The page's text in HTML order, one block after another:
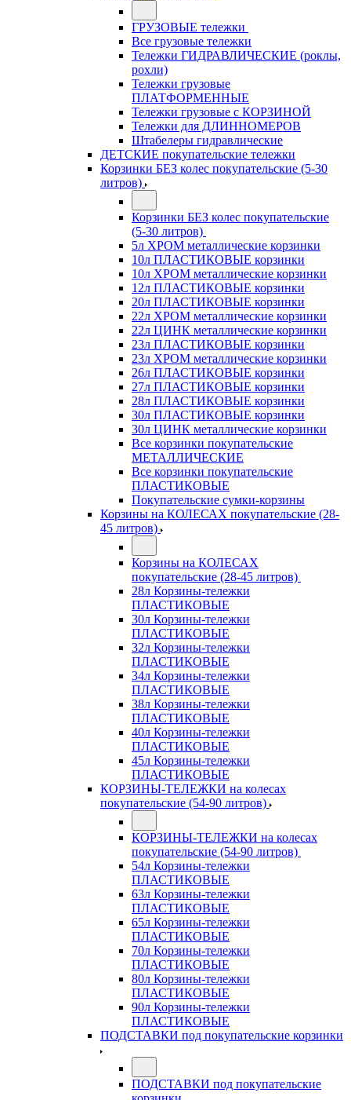
ГРУЗОВЫЕ тележки
Все грузовые тележки
Тележки ГИДРАВЛИЧЕСКИЕ (роклы,
рохли)
Тележки грузовые
ПЛАТФОРМЕННЫЕ
Тележки грузовые с КОРЗИНОЙ
Тележки для ДЛИННОМЕРОВ
Штабелеры гидравлические
ДЕТСКИЕ покупательские тележки
Корзинки БЕЗ колес покупательские (5-30
литров)
Корзинки БЕЗ колес покупательские
(5-30 литров)
5л ХРОМ металлические корзинки
10л ПЛАСТИКОВЫЕ корзинки
10л ХРОМ металлические корзинки
12л ПЛАСТИКОВЫЕ корзинки
20л ПЛАСТИКОВЫЕ корзинки
22л ХРОМ металлические корзинки
22л ЦИНК металлические корзинки
23л ПЛАСТИКОВЫЕ корзинки
23л ХРОМ металлические корзинки
26л ПЛАСТИКОВЫЕ корзинки
27л ПЛАСТИКОВЫЕ корзинки
28л ПЛАСТИКОВЫЕ корзинки
30л ПЛАСТИКОВЫЕ корзинки
30л ЦИНК металлические корзинки
Все корзинки покупательские
МЕТАЛЛИЧЕСКИЕ
Все корзинки покупательские
ПЛАСТИКОВЫЕ
Покупательские сумки-корзины
Корзины на КОЛЕСАХ покупательские (28-
45 литров)
Корзины на КОЛЕСАХ
покупательские (28-45 литров)
28л Корзины-тележки
ПЛАСТИКОВЫЕ
30л Корзины-тележки
ПЛАСТИКОВЫЕ
32л Корзины-тележки
ПЛАСТИКОВЫЕ
34л Корзины-тележки
ПЛАСТИКОВЫЕ
38л Корзины-тележки
ПЛАСТИКОВЫЕ
40л Корзины-тележки
ПЛАСТИКОВЫЕ
45л Корзины-тележки
ПЛАСТИКОВЫЕ
КОРЗИНЫ-ТЕЛЕЖКИ на колесах
покупательские (54-90 литров)
КОРЗИНЫ-ТЕЛЕЖКИ на колесах
покупательские (54-90 литров)
54л Корзины-тележки
ПЛАСТИКОВЫЕ
63л Корзины-тележки
ПЛАСТИКОВЫЕ
65л Корзины-тележки
ПЛАСТИКОВЫЕ
70л Корзины-тележки
ПЛАСТИКОВЫЕ
80л Корзины-тележки
ПЛАСТИКОВЫЕ
90л Корзины-тележки
ПЛАСТИКОВЫЕ
ПОДСТАВКИ под покупательские корзинки
ПОДСТАВКИ под покупательские